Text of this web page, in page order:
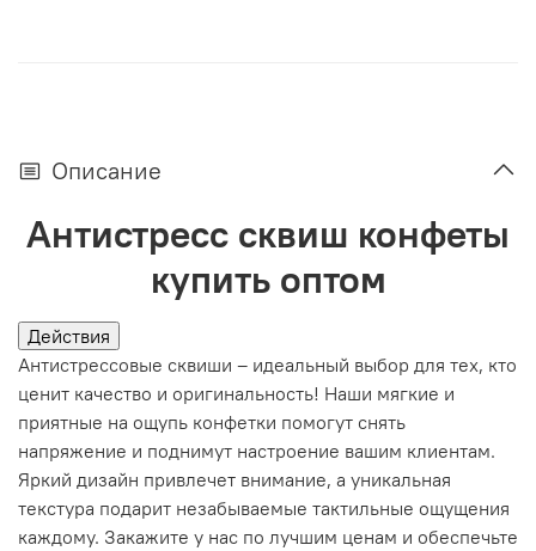
Описание
Антистресс сквиш конфеты
купить оптом
Действия
Антистрессовые сквиши – идеальный выбор для тех, кто
ценит качество и оригинальность! Наши мягкие и
приятные на ощупь конфетки помогут снять
напряжение и поднимут настроение вашим клиентам.
Яркий дизайн привлечет внимание, а уникальная
текстура подарит незабываемые тактильные ощущения
каждому. Закажите у нас по лучшим ценам и обеспечьте